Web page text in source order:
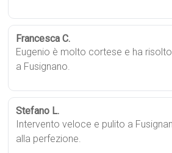
Francesca C.
Eugenio è molto cortese e ha
a Fusignano.
Stefano L.
Intervento veloce e pulito a
alla perfezione.